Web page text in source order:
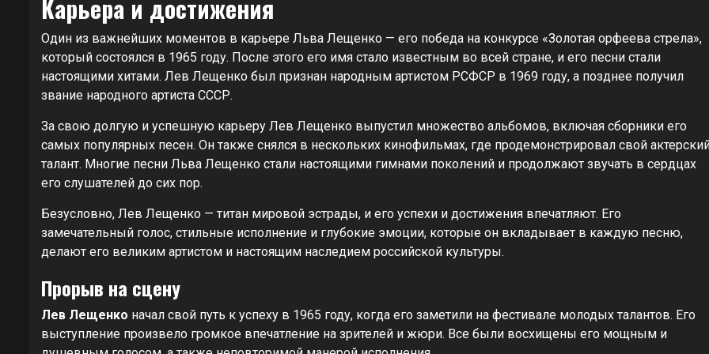
Карьера и достижения
Один из важнейших моментов в карьере Льва Лещенко — его победа на конкурсе «Золотая орфеева стрела»,
который состоялся в 1965 году. После этого его имя стало известным во всей стране, и его песни стали
настоящими хитами. Лев Лещенко был признан народным артистом РСФСР в 1969 году, а позднее получил
звание народного артиста СССР.
За свою долгую и успешную карьеру Лев Лещенко выпустил множество альбомов, включая сборники его
самых популярных песен. Он также снялся в нескольких кинофильмах, где продемонстрировал свой
талант. Многие песни Льва Лещенко стали настоящими гимнами поколений и продолжают звучать в сердцах
его слушателей до сих пор.
Безусловно, Лев Лещенко — титан мировой эстрады, и его успехи и достижения впечатляют. Его
замечательный голос, стильные исполнение и глубокие эмоции, которые он вкладывает в каждую песню,
делают его великим артистом и настоящим наследием российской культуры.
Прорыв на сцену
Лев Лещенко начал свой путь к успеху в 1965 году, когда его заметили на фестивале молодых талантов. Его
выступление произвело громкое впечатление на зрителей и жюри. Все были восхищены его мощным и